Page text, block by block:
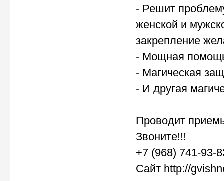
- Решит
женской и
закрепление
- Мощная
- Магическая
- И другая
Проводит
Звоните!!!
+7 (968) 741-93-
Сайт http://